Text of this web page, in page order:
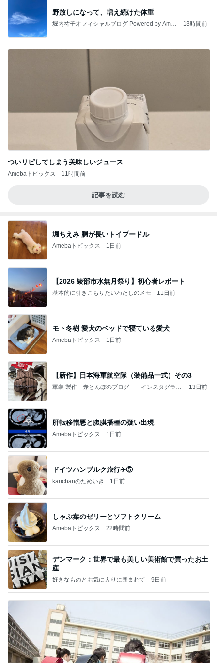
野放しになって、増え続けた体重
堀内祐子オフィシャルブログ Powered by Ame
13時間前
ついリピしてしまう美味しいジュース
Amebaトピックス 11時間前
記事を読む
堀ちえみ 胴が長いトイプードル
Amebaトピックス 1日前
【2026 綾部市水無月祭り】初心者レポート
基本的に引きこもりたいわたしのメモ 11日前
モト冬樹 愛犬のベッドで寝ている愛犬
Amebaトピックス 1日前
【新作】日本海軍航空隊（装備品一式）その3
軍装 製作 赤とんぼのブログ インスタグラム
13日前
肝転移憎悪と腹膜播種の疑い出現
Amebaトピックス 1日前
ドイツハンブルク旅行✈️⑤
karichanのためいき 1日前
しゃぶ葉のゼリーとソフトクリーム
Amebaトピックス 22時間前
デンマーク：世界で最も美しい美術館で買ったお土
産
好きなものとお気に入りに囲まれて 9日前